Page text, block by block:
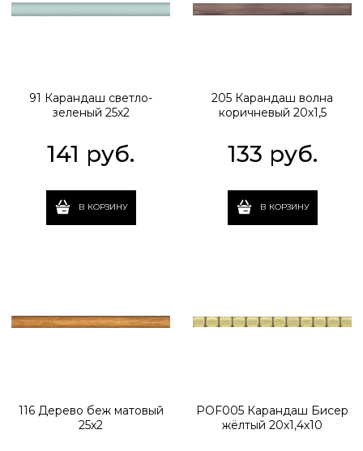
91 Карандаш светло-
зеленый 25х2
141 руб.
В КОРЗИНУ
205 Карандаш волна
коричневый 20х1,5
133 руб.
В КОРЗИНУ
116 Дерево беж матовый
25х2
POF005 Карандаш Бисер
жёлтый 20х1,4х10